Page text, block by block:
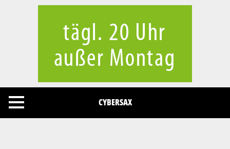
CYBERSAX
Cookies management panel